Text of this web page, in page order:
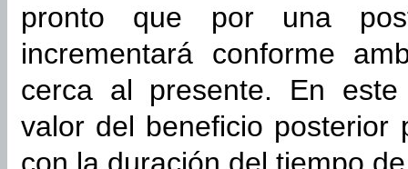
pronto que por una
incrementará conforme
cerca al presente. En
valor del beneficio posterior